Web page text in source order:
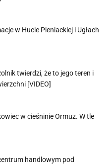
w Hucie Pieniackiej i Ugłach
twierdzi, że to jego teren i
[VIDEO]
w cieśninie Ormuz. W tle
handlowym pod